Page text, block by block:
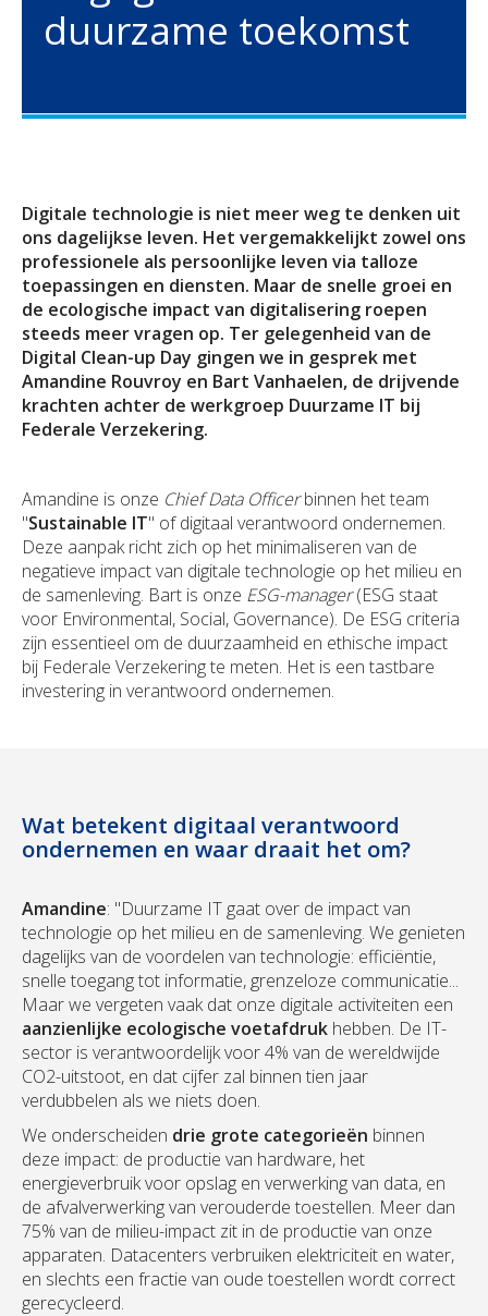
Duurzaamheid
Polis Check
Bedrijfsleider
Uw bezittingen
Polis Check
Jobsduurzame toekomst
Digitale technologie is niet meer weg te denken uit
ons dagelijkse leven. Het vergemakkelijkt zowel ons
professionele als persoonlijke leven via talloze
toepassingen en diensten. Maar de snelle groei en
de ecologische impact van digitalisering roepen
steeds meer vragen op. Ter gelegenheid van de
Digital Clean-up Day gingen we in gesprek met
Amandine Rouvroy en Bart Vanhaelen, de drijvende
krachten achter de werkgroep Duurzame IT bij
Federale Verzekering.
Amandine is onze Chief Data Officerbinnen het team
"Sustainable IT" of digitaal verantwoord ondernemen.
Deze aanpak richt zich op het minimaliseren van de
negatieve impact van digitale technologie op het milieu en
de samenleving. Bart is onze ESG-manager(ESG staat
voor Environmental, Social, Governance). De ESG criteria
zijn essentieel om de duurzaamheid en ethische impact
bij Federale Verzekering te meten. Het is een tastbare
investering in verantwoord ondernemen.
Wat betekent digitaal verantwoord
ondernemen en waar draait het om?
Amandine: "Duurzame IT gaat over de impact van
technologie op het milieu en de samenleving. We genieten
dagelijks van de voordelen van technologie: efficiëntie,
snelle toegang tot informatie, grenzeloze communicatie...
Maar we vergeten vaak dat onze digitale activiteiten een
aanzienlijke ecologische voetafdruk hebben. De IT-
sector is verantwoordelijk voor 4% van de wereldwijde
CO2-uitstoot, en dat cijfer zal binnen tien jaar
verdubbelen als we niets doen.
We onderscheiden drie grote categorieën binnen
deze impact: de productie van hardware, het
energieverbruik voor opslag en verwerking van data, en
de afvalverwerking van verouderde toestellen. Meer dan
75% van de milieu-impact zit in de productie van onze
apparaten. Datacenters verbruiken elektriciteit en water,
en slechts een fractie van oude toestellen wordt correct
gerecycleerd.